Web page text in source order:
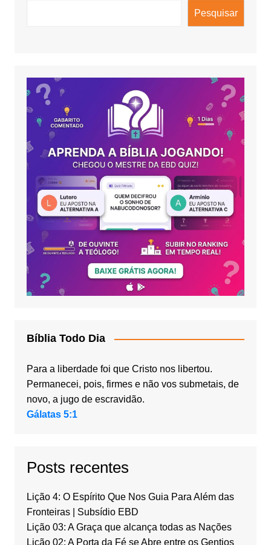
Pesquisar
Bíblia Todo Dia
Para a liberdade foi que Cristo nos libertou.
Permanecei, pois, firmes e não vos submetais, de
novo, a jugo de escravidão.
Gálatas 5:1
Posts recentes
Lição 4: O Espírito Que Nos Guia Para Além das
Fronteiras | Subsídio EBD
Lição 03: A Graça que alcança todas as Nações
Lição 02: A Porta da Fé se Abre entre os Gentios